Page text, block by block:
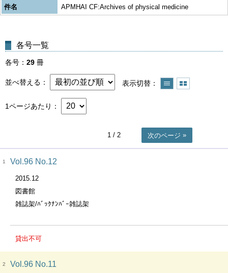
件名
APMHAI CF:Archives of physical medicine
各号一覧
各号 29 冊
並べ替える 表示切替
1ページあたり
1 / 2 次のページ
1 Vol.96 No.12
2015.12
図書館
雑誌架/ﾊﾞｯｸﾅﾝﾊﾞｰ雑誌架
貸出不可
2 Vol.96 No.11